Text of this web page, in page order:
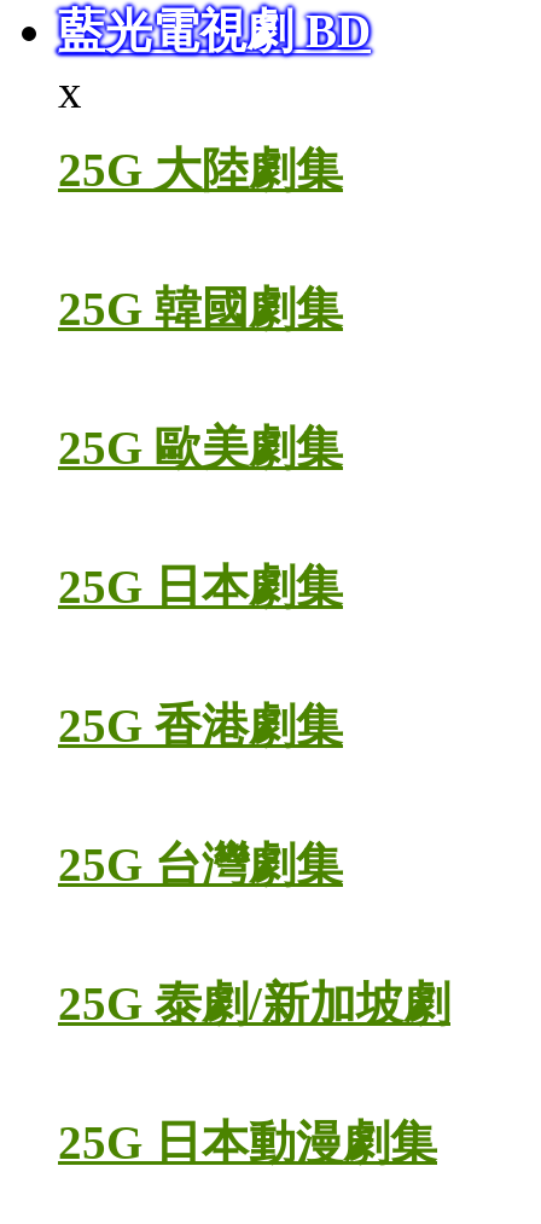
藍光電視劇 BD
x
25G 大陸劇集
25G 韓國劇集
25G 歐美劇集
25G 日本劇集
25G 香港劇集
25G 台灣劇集
25G 泰劇/新加坡劇
25G 日本動漫劇集